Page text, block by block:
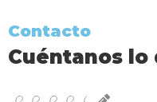
Contacto
Cuéntanos